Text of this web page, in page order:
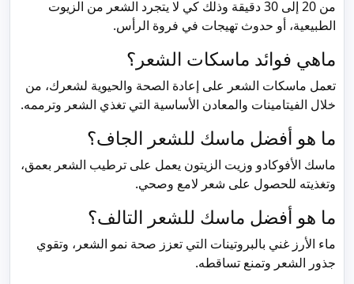
من 20 إلى 30 دقيقة وذلك كي لا يتجرد الشعر من الزيوت
الطبيعية، أو حدوث تهيجات في فروة الرأس.
ماهي فوائد ماسكات الشعر؟
تعمل ماسكات الشعر على إعادة الصحة والحيوية لشعرك، من
خلال الفيتامينات والمعادن الأساسية التي تغذي الشعر وترممه.
ما هو أفضل ماسك للشعر الجاف؟
ماسك الأفوكادو وزيت الزيتون يعمل على ترطيب الشعر بعمق،
وتغذيته للحصول على شعر لامع وصحي.
ما هو أفضل ماسك للشعر التالف؟
ماء الأرز غني بالبروتينات التي تعزز صحة نمو الشعر، وتقوي
جذور الشعر وتمنع تساقطه.